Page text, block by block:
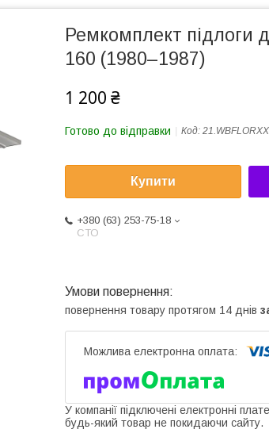
Ремкомплект підлоги
160 (1980–1987)
1 200 ₴
Готово до відправки Код:
Купити
+380 (63) 253-75-18
СТО
повернення товару протягом 14 днів
У компанії підключені електронні
будь-який товар не покидаючи сайту.